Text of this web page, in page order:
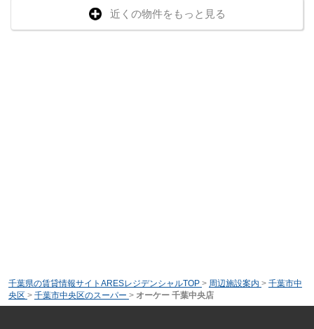
近くの物件をもっと見る
千葉県の賃貸情報サイトARESレジデンシャルTOP > 周辺施設案内 > 千葉市中
央区 > 千葉市中央区のスーパー > オーケー 千葉中央店